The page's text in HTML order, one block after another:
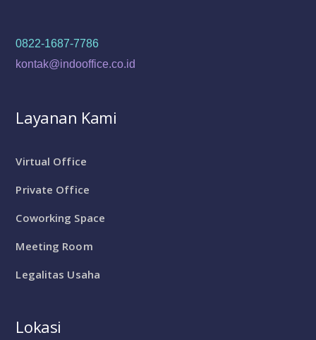
0822-1687-7786
kontak@indooffice.co.id
Layanan Kami
Virtual Office
Private Office
Coworking Space
Meeting Room
Legalitas Usaha
Lokasi